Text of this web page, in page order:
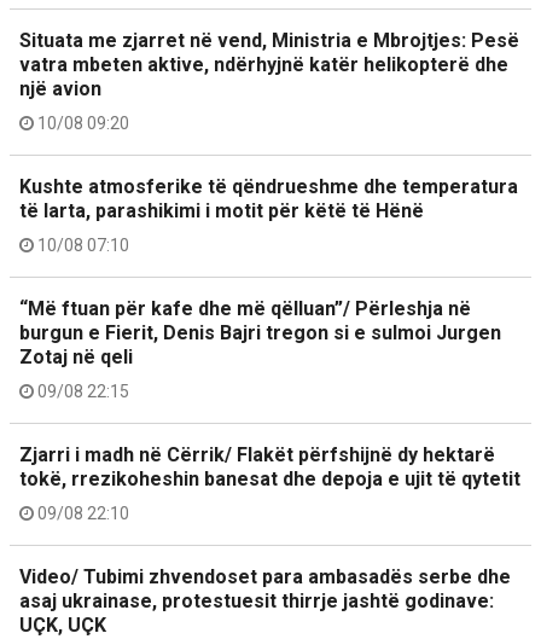
Situata me zjarret në vend, Ministria e Mbrojtjes: Pesë
vatra mbeten aktive, ndërhyjnë katër helikopterë dhe
një avion
10/08 09:20
Kushte atmosferike të qëndrueshme dhe temperatura
të larta, parashikimi i motit për këtë të Hënë
10/08 07:10
“Më ftuan për kafe dhe më qëlluan”/ Përleshja në
burgun e Fierit, Denis Bajri tregon si e sulmoi Jurgen
Zotaj në qeli
09/08 22:15
Zjarri i madh në Cërrik/ Flakët përfshijnë dy hektarë
tokë, rrezikoheshin banesat dhe depoja e ujit të qytetit
09/08 22:10
Video/ Tubimi zhvendoset para ambasadës serbe dhe
asaj ukrainase, protestuesit thirrje jashtë godinave:
UÇK, UÇK